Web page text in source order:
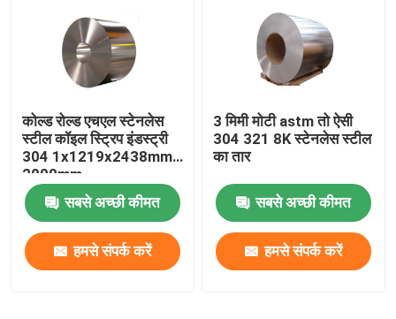
कोल्ड रोल्ड एचएल स्टेनलेस
स्टील कॉइल स्ट्रिप इंडस्ट्री
304 1x1219x2438mm
2000mm
सबसे अच्छी कीमत
हमसे संपर्क करें
3 मिमी मोटी astm तो ऐसी
304 321 8K स्टेनलेस स्टील
का तार
सबसे अच्छी कीमत
हमसे संपर्क करें